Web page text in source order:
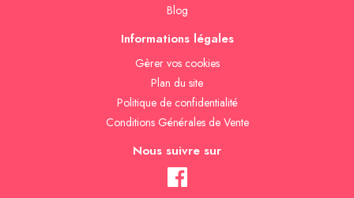
Blog
Informations légales
Gèrer vos cookies
Plan du site
Politique de confidentialité
Conditions Générales de Vente
Nous suivre sur